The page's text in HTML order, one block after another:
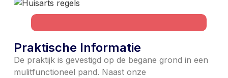
Praktische Informatie
De praktijk is gevestigd op de begane grond in een
mulitfunctioneel pand. Naast onze